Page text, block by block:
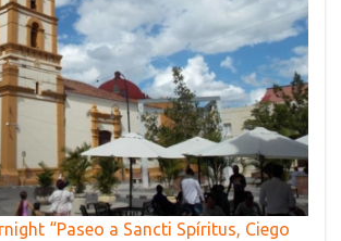
“Paseo a Sancti Spíritus, Ciego